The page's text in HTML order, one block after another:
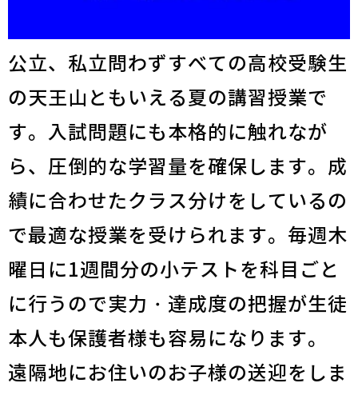
公立、私立問わずすべての高校受験生
の天王山ともいえる夏の講習授業で
す。入試問題にも本格的に触れなが
ら、圧倒的な学習量を確保します。成
績に合わせたクラス分けをしているの
で最適な授業を受けられます。毎週木
曜日に1週間分の小テストを科目ごと
に行うので実力・達成度の把握が生徒
本人も保護者様も容易になります。
遠隔地にお住いのお子様の送迎をしま